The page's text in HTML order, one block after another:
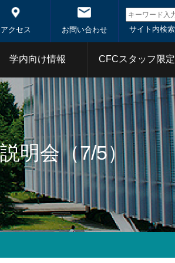
アクセス お問い合わせ
ステム概
東京科学大学コアファシ
リティ事業
分析部門
部門
ステム
年 2020年
年 2020年
学内向け情報 CFCスタッフ限定
明会（7/5）